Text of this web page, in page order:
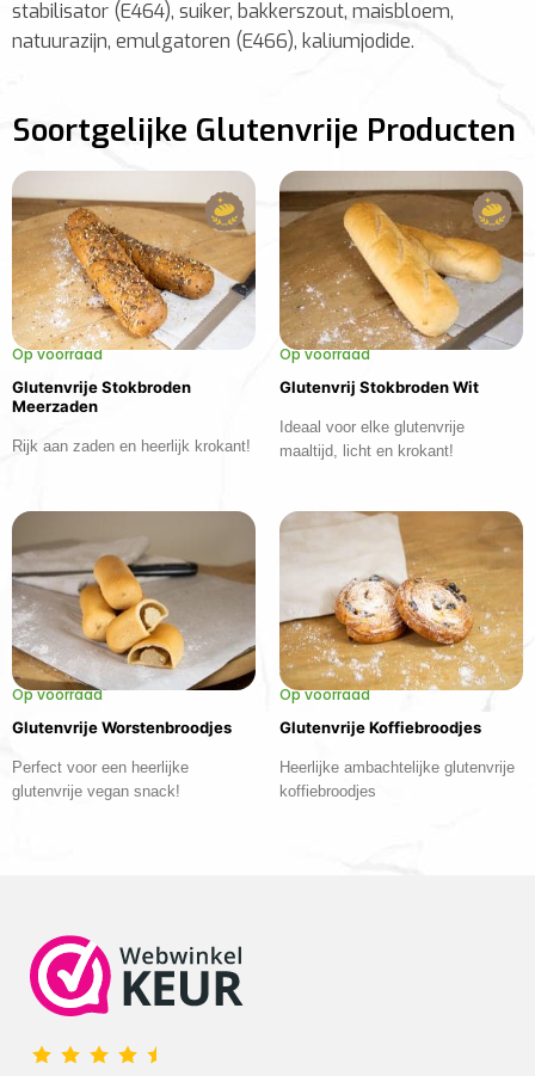
stabilisator (E464), suiker, bakkerszout, maisbloem,
natuurazijn, emulgatoren (E466), kaliumjodide.
Soortgelijke Glutenvrije Producten
Op voorraad
Glutenvrije Stokbroden
Meerzaden
Rijk aan zaden en heerlijk krokant!
Op voorraad
Glutenvrij Stokbroden Wit
Ideaal voor elke glutenvrije
maaltijd, licht en krokant!
Op voorraad
Glutenvrije Worstenbroodjes
Perfect voor een heerlijke
glutenvrije vegan snack!
Op voorraad
Glutenvrije Koffiebroodjes
Heerlijke ambachtelijke glutenvrije
koffiebroodjes